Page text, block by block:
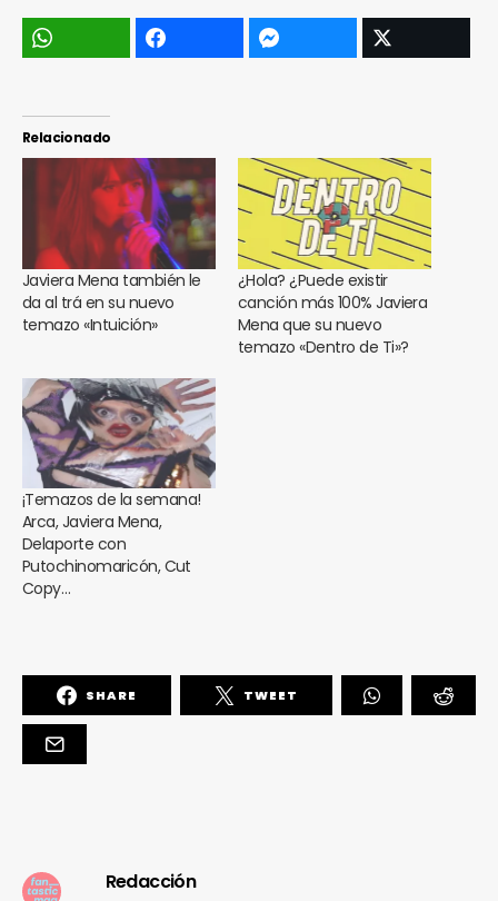
Relacionado
Javiera Mena también le
da al trá en su nuevo
temazo «Intuición»
¿Hola? ¿Puede existir
canción más 100% Javiera
Mena que su nuevo
temazo «Dentro de Ti»?
¡Temazos de la semana!
Arca, Javiera Mena,
Delaporte con
Putochinomaricón, Cut
Copy…
SHARE TWEET
Redacción